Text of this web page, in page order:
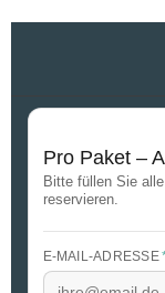
Pro Paket –
Bitte füllen Sie
reservieren.
E-MAIL-ADRESSE